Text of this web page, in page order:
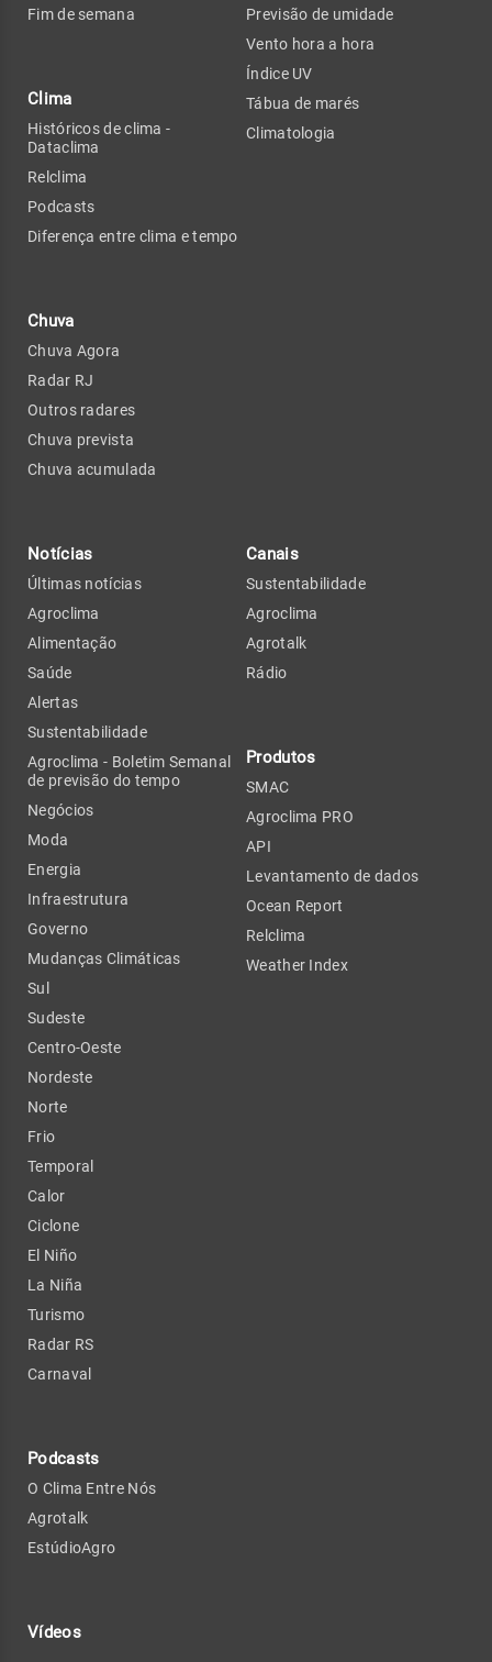
Fim de semana
Clima
Históricos de clima -
Dataclima
Relclima
Podcasts
Diferença entre clima e tempo
Chuva
Chuva Agora
Radar RJ
Outros radares
Chuva prevista
Chuva acumulada
Previsão de umidade
Vento hora a hora
Índice UV
Tábua de marés
Climatologia
Notícias
Últimas notícias
Agroclima
Alimentação
Saúde
Alertas
Sustentabilidade
Agroclima - Boletim Semanal
de previsão do tempo
Negócios
Moda
Energia
Infraestrutura
Governo
Mudanças Climáticas
Sul
Sudeste
Centro-Oeste
Nordeste
Norte
Frio
Temporal
Calor
Ciclone
El Niño
La Niña
Turismo
Radar RS
Carnaval
Podcasts
O Clima Entre Nós
Agrotalk
EstúdioAgro
Vídeos
Canais
Sustentabilidade
Agroclima
Agrotalk
Rádio
Produtos
SMAC
Agroclima PRO
API
Levantamento de dados
Ocean Report
Relclima
Weather Index